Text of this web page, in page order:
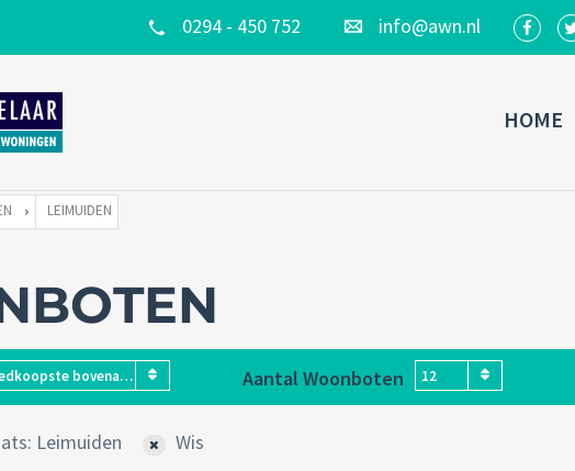
0294 - 450 752 info@awn.nl
HOME
LEIMUIDEN
Goedkoopste bovenaan Aantal Woonboten 12
Leimuiden Wis